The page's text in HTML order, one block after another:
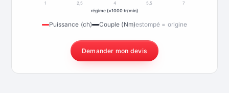
1 2,5 4 5,5
7
régime (×1000 tr/min)
Puissance (ch) Couple (Nm)estompé = origine
Demander mon devis